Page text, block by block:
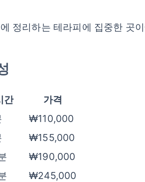
정리하는 테라피에 집중한 곳
간
가격
₩110,000
₩155,000
₩190,000
₩245,000